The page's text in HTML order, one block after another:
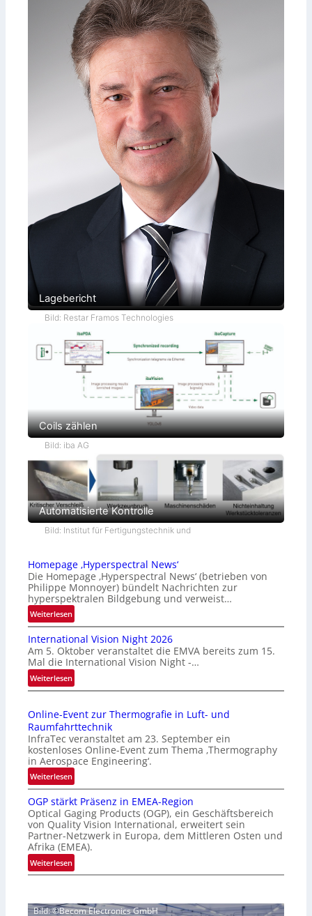
Lagebericht
Bild: Restar Framos Technologies
Coils zählen
Bild: iba AG
Automatisierte Kontrolle
Bild: Institut für Fertigungstechnik und
Homepage ‚Hyperspectral News‘
Die Homepage ‚Hyperspectral News‘ (betrieben von
Philippe Monnoyer) bündelt Nachrichten zur
hyperspektralen Bildgebung und verweist…
Weiterlesen:
H
o
m
e
p
a
e
‚
H
y
p
e
r
s
p
e
c
t
r
l
International Vision Night 2026
Am 5. Oktober veranstaltet die EMVA bereits zum 15.
Mal die International Vision Night -…
Weiterlesen:
I
t
e
r
n
a
t
o
n
a
l
V
i
i
Online-Event zur Thermografie in Luft- und
Raumfahrttechnik
InfraTec veranstaltet am 23. September ein
kostenloses Online-Event zum Thema ‚Thermography
in Aerospace Engineering‘.
Weiterlesen:
O
n
l
i
n
e
-
e
OGP stärkt Präsenz in EMEA-Region
Optical Gaging Products (OGP), ein Geschäftsbereich
von Quality Vision International, erweitert sein
Partner-Netzwerk in Europa, dem Mittleren Osten und
Afrika (EMEA).
Weiterlesen:
O
P
Bild: ©Becom Electronics GmbH